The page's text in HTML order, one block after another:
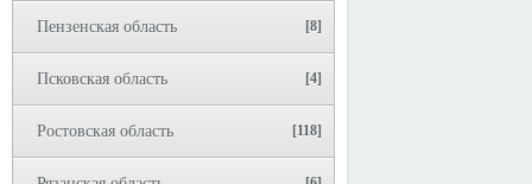
Пензенская область [8]
Псковская область [4]
Ростовская область [118]